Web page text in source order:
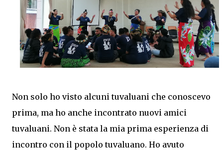
Non solo ho visto alcuni tuvaluani che conoscevo
prima, ma ho anche incontrato nuovi amici
tuvaluani. Non è stata la mia prima esperienza di
incontro con il popolo tuvaluano. Ho avuto